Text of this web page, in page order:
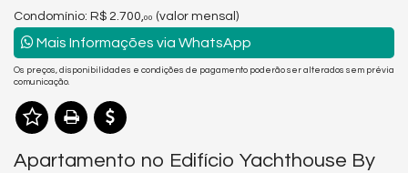
Condomínio: R$ 2.700, 00 (valor mensal)
Mais Informações via WhatsApp
Os preços, disponibilidades e condições de pagamento poderão ser alterados sem prévia
comunicação.
Apartamento no Edifício Yachthouse By